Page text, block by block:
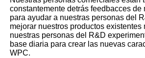
constantemente detrás feedbacces de
para ayudar a nuestras personas del
mejorar nuestros productos existentes
nuestras personas del R&D
base diaria para crear las nuevas
WPC.